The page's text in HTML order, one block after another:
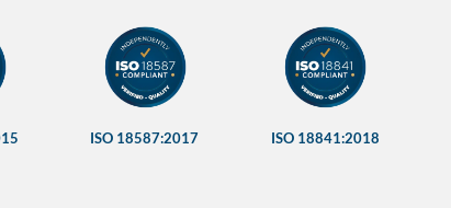
ISO 18587:2017 ISO 18841:2018